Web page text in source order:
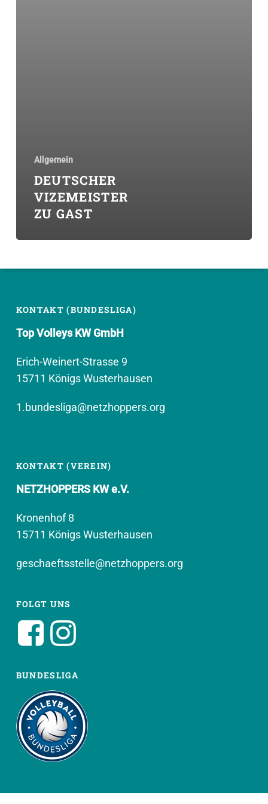
Allgemein
DEUTSCHER
VIZEMEISTER
ZU GAST
KONTAKT (BUNDESLIGA)
Top Volleys KW GmbH
Erich-Weinert-Strasse 9
15711 Königs Wusterhausen
1.bundesliga@netzhoppers.org
KONTAKT (VEREIN)
NETZHOPPERS KW e.V.
Kronenhof 8
15711 Königs Wusterhausen
geschaeftsstelle@netzhoppers.org
FOLGT UNS
BUNDESLIGA